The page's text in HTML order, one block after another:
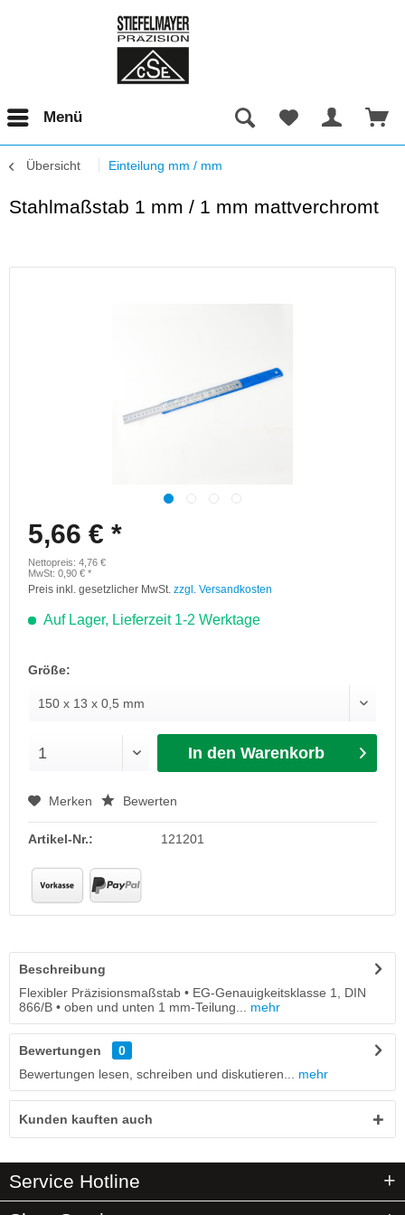
Menü
Übersicht Einteilung mm / mm
Stahlmaßstab 1 mm / 1 mm mattverchromt
5,66 € *
Nettopreis: 4,76 €
MwSt: 0,90 € *
Preis inkl. gesetzlicher MwSt. zzgl. Versandkosten
Auf Lager, Lieferzeit 1-2 Werktage
Größe:
In den Warenkorb
Merken Bewerten
Artikel-Nr.: 121201
Beschreibung
Flexibler Präzisionsmaßstab • EG-Genauigkeitsklasse 1, DIN
866/B • oben und unten 1 mm-Teilung...
mehr
Bewertungen
0
Bewertungen lesen, schreiben und diskutieren...
mehr
Kunden kauften auch
Service Hotline